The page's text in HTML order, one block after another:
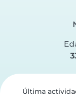
Última